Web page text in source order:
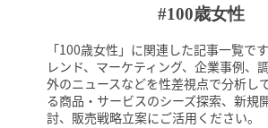
#100歳女性
「100歳女性」に関連した記事一覧で
レンド、マーケティング、企業事例、
外のニュースなどを性差視点で分析し
る商品・サービスのシーズ探索、新規
討、販売戦略立案にご活用ください。